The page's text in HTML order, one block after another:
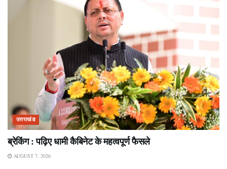
उत्तराखंड
ब्रेकिंग : पढ़िए धामी कैबिनेट के महत्वपूर्ण फैसले
AUGUST 7, 2026